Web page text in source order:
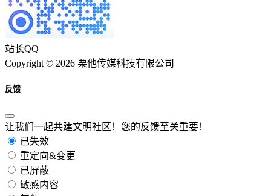
站长QQ
Copyright © 2026 栗他传媒科技有限公司
反馈
让我们一起共建文明社区！您的反馈至关重要！
已失效
重定向&变更
已屏蔽
敏感内容